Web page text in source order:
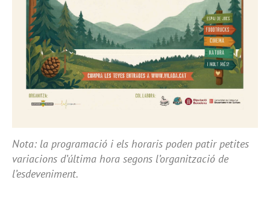
Nota: la programació i els horaris poden patir petites
variacions d’última hora segons l’organització de
l’esdeveniment.